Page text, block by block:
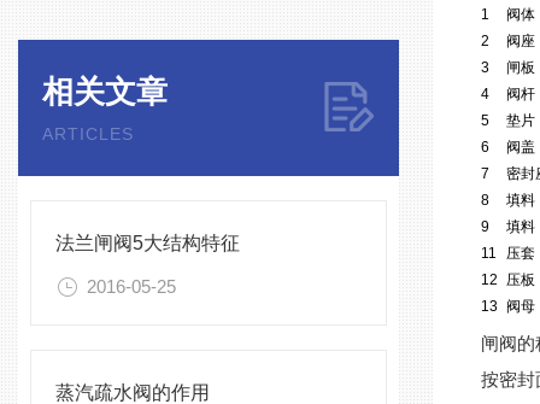
相关文章
ARTICLES
法兰闸阀5大结构特征
2016-05-25
蒸汽疏水阀的作用
1
阀体
2
阀座
3
闸板
4
阀杆
5
垫片
6
阀盖
7
密封
8
填料
9
填料
11
压套
12
压板
13 阀母
闸阀的
按密封